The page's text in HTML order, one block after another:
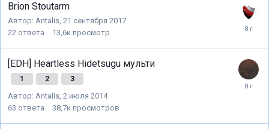
Brion Stoutarm
Автор: Antalis, 21 сентября 2017
22 ответа 13,6к просмотр
[EDH] Heartless Hidetsugu мульти
1 2 3
Автор: Antalis, 2 июля 2014
63 ответа 38,7к просмотров